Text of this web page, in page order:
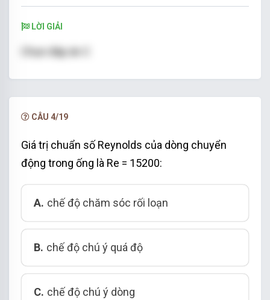
LỜI GIẢI
Chọn đáp án C
CÂU 4/19
Giá trị chuẩn số Reynolds của dòng chuyển
động trong ống là Re = 15200:
A. chế độ chăm sóc rối loạn
B. chế độ chú ý quá độ
C. chế độ chú ý dòng